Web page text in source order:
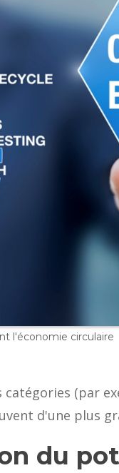
l'économie circulaire
(par
d'une plus
du